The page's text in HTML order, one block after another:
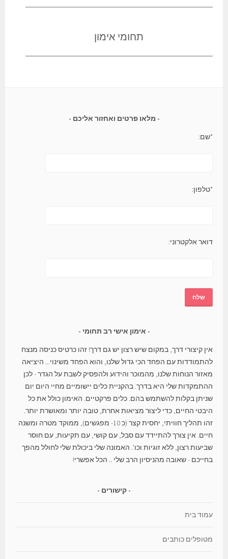
תחומי אימון
מלאו פרטים ואחזור אליכם
*שם:
*טלפון:
דואר אלקטרוני:
אימון אישי רב תחומי
אין קיצורי דרך, במקום שיש רצון יש גם דרך! זהו כרטיס כניסה מנצח
להתמודדות עם הפחד הכי גדול שלנו, והוא הפחד משינוי... היציאה
מאזור הנוחות שלנו, מהמוכר והידוע ולהפסיק לשבת על הגדר - לכן
ההתמקדות שלי היא בדרך. בהקניית כלים יישומיים מחיי היום יום
שניתן בקלות להשתמש בהם. כלים פרקטיים. האימון כולל את כל
היבטי החיים, כדי ליצור מציאות אחרת, טובה יותר ומאושרת יותר.
זהו תהליך חוויתי, יחסית קצר (כ 10- מפגשים), ממוקד מטרה ומשנה
חיים. אין צורך להתיידד עם סבל, עם קושי, עם תקיעות, עם חוסר
שביעות רצון, ללא זוגיות וכו'. האמונה שלי ביכולת שלי לחולל מהפך
בחייכם - שאובה מהניסיון הרב שלי .. הכל אפשרי!
קישורים
עמוד בית
מטופלים כותבים